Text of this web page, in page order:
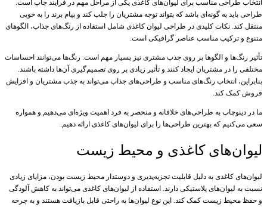
انتخاب طراحی مناسب برای لیوان‌های کاغذی یکی از مراحل مهم در فرآیند چاپ است.
طراحی باید به گونه‌ای باشد که بتواند توجه مشتریان را جلب کند و پیام برند را به خوبی
منتقل کند. نکات کلیدی در طراحی لیوان کاغذی شامل استفاده از رنگ‌های جذاب، الگوهای
متنوع و ترکیب مناسب عناصر گرافیکی است.
تأثیر رنگ‌ها و الگوها بر روی جذب مشتری نیز بسیار مهم است. رنگ‌ها می‌توانند احساسات
مختلفی را در مشتریان ایجاد کنند و تأثیر زیادی بر روی تصمیم‌گیری آن‌ها داشته باشند.
بنابراین، انتخاب رنگ‌های مناسب و طراحی‌های جذاب می‌تواند به جذب مشتریان و افزایش
فروش کمک کند.
ما در دینوچاپ به طراحی‌های خلاقانه و منحصر به فرد اهمیت ویژه‌ای می‌دهیم و همواره
سعی می‌کنیم که بهترین طراحی‌ها را برای لیوان‌های کاغذی ارائه دهیم.
لیوان‌های کاغذی و محیط زیست
لیوان‌های کاغذی به دلیل قابلیت تجزیه‌پذیری و دوستدار محیط زیست بودن، مزایای زیادی
نسبت به لیوان‌های پلاستیکی دارند. استفاده از لیوان‌های کاغذی می‌تواند به کاهش آلودگی
و حفظ محیط زیست کمک کند. این نوع لیوان‌ها به راحتی قابل بازیافت هستند و به چرخه